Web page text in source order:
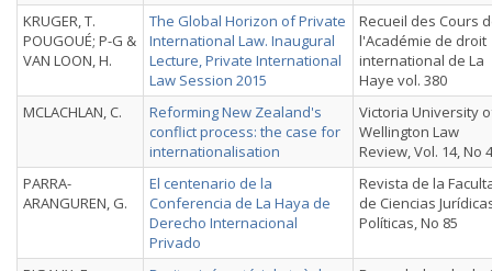
KRUGER, T.
POUGOUÉ; P-G &
VAN LOON, H.
The Global Horizon of Private
International Law. Inaugural
Lecture, Private International
Law Session 2015
Recueil des Cours
l'Académie de droit
international de La
Haye vol. 380
MCLACHLAN, C.
Reforming New Zealand's
conflict process: the case for
internationalisation
Victoria University
Wellington Law
Review, Vol. 14, No 4
PARRA-
ARANGUREN, G.
El centenario de la
Conferencia de La Haya de
Derecho Internacional
Privado
Revista de la
de Ciencias
Políticas, No 85